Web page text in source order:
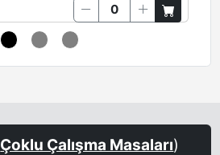
Çoklu Çalışma Masaları)